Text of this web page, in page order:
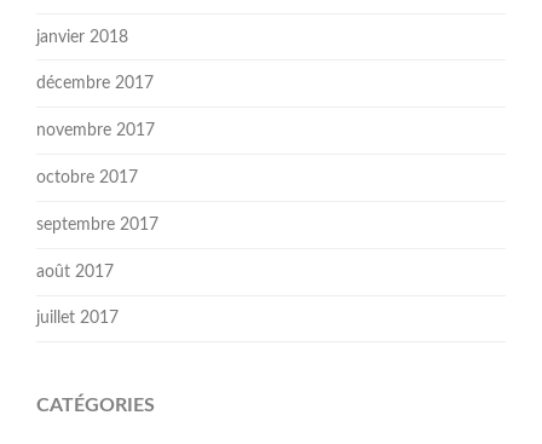
janvier 2018
décembre 2017
novembre 2017
octobre 2017
septembre 2017
août 2017
juillet 2017
CATÉGORIES